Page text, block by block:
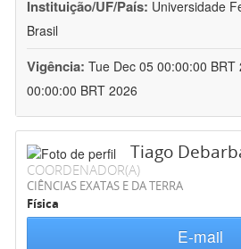
Instituição/UF/País: Universidade
Brasil
Vigência: Tue Dec 05 00:00:00 BRT
00:00:00 BRT 2026
Tiago
COORDENADOR(A)
CIÊNCIAS EXATAS E DA TERRA
Física
E-mail